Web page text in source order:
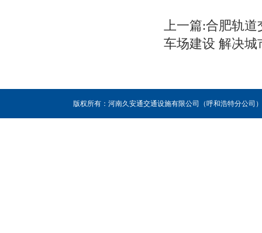
上一篇:合肥轨道
车场建设 解决城
版权所有：河南久安通交通设施有限公司（呼和浩特分公司